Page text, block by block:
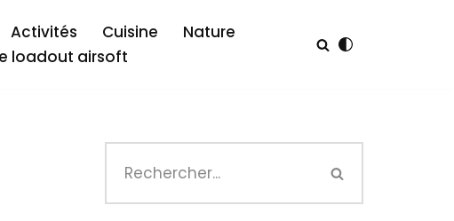
Activités Cuisine
Nature
loadout airsoft